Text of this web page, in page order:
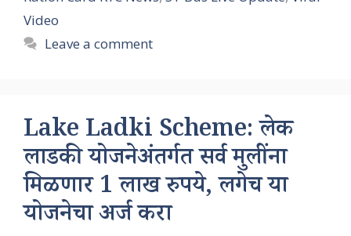
Video
Leave a comment
Lake Ladki Scheme: लेक
लाडकी योजनेअंतर्गत सर्व मुलींना
मिळणार 1 लाख रुपये, लगेच या
योजनेचा अर्ज करा